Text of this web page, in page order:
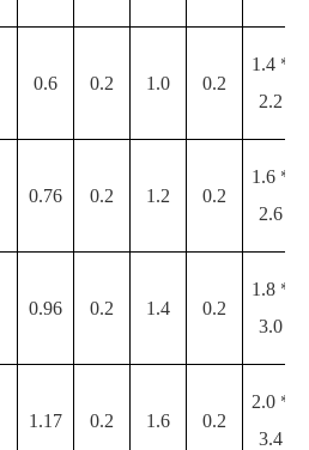
0.6 0.2 1.0 0.2
1.4 *
2.2
0.76 0.2 1.2 0.2
1.6 *
2.6
0.96 0.2 1.4 0.2
1.8 *
3.0
1.17 0.2 1.6 0.2
2.0 *
3.4